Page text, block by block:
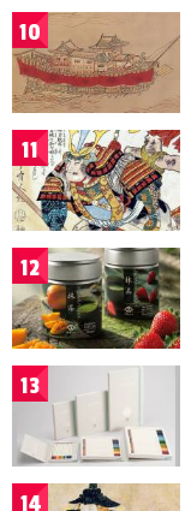
10
11
12
13
14